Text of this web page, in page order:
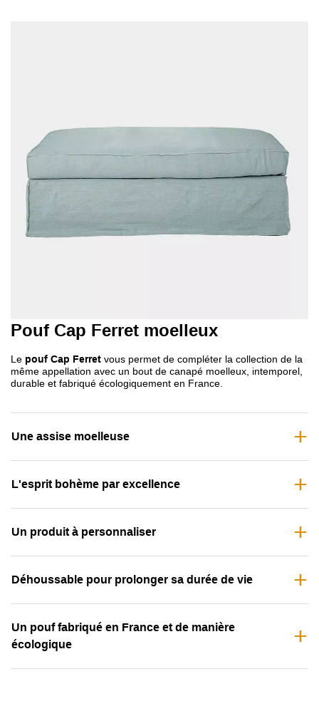
Pouf Cap Ferret moelleux
Le pouf Cap Ferret vous permet de compléter la collection de la
même appellation avec un bout de canapé moelleux, intemporel,
durable et fabriqué écologiquement en France.
Une assise moelleuse
L'esprit bohème par excellence
Un produit à personnaliser
Déhoussable pour prolonger sa durée de vie
Un pouf fabriqué en France et de manière
écologique